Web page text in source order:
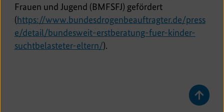
r
L
Frauen und Jugend (BMFSFJ) gefördert
(https://www.bundesdrogenbeauftragter.de/press
e/detail/bundesweit-erstberatung-fuer-kinder-
suchtbelasteter-eltern/E).